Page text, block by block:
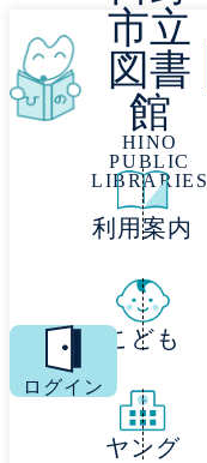
市立
図書
館
HINO
PUBLIC
LIBRARIES
MENU
ログイン
利用案内
こども
ヤング